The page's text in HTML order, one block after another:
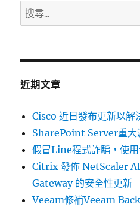
ADC
NetScaler
全
更
搜
尋
鍵
近期文章
Cisco 近日發布更新以解
SharePoint Server重大
假冒Line程式詐騙，使用
Citrix 發佈 NetScaler
Gateway 的安全性更新
Veeam修補Veeam